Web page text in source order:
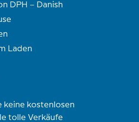
DPH – Danish
Laden
keine kostenlosen
tolle Verkäufe